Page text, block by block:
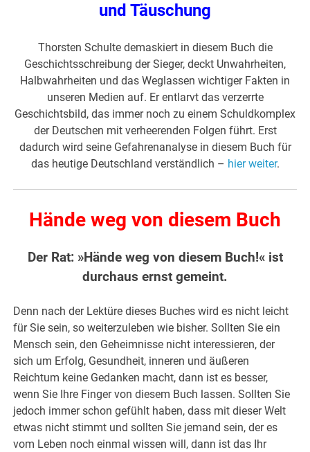
und Täuschung
Thorsten Schulte demaskiert in diesem Buch die
Geschichtsschreibung der Sieger, deckt Unwahrheiten,
Halbwahrheiten und das Weglassen wichtiger Fakten in
unseren Medien auf. Er entlarvt das verzerrte
Geschichtsbild, das immer noch zu einem Schuldkomplex
der Deutschen mit verheerenden Folgen führt. Erst
dadurch wird seine Gefahrenanalyse in diesem Buch für
das heutige Deutschland verständlich – hier weiter.
Hände weg von diesem Buch
Der Rat: »Hände weg von diesem Buch!« ist
durchaus ernst gemeint.
Denn nach der Lektüre dieses Buches wird es nicht leicht
für Sie sein, so weiterzuleben wie bisher. Sollten Sie ein
Mensch sein, den Geheimnisse nicht interessieren, der
sich um Erfolg, Gesundheit, inneren und äußeren
Reichtum keine Gedanken macht, dann ist es besser,
wenn Sie Ihre Finger von diesem Buch lassen. Sollten Sie
jedoch immer schon gefühlt haben, dass mit dieser Welt
etwas nicht stimmt und sollten Sie jemand sein, der es
vom Leben noch einmal wissen will, dann ist das Ihr